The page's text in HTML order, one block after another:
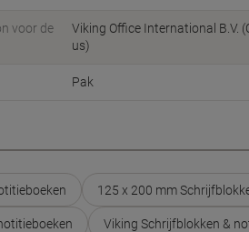
voor de
Viking Office International B.V.
us)
Pak
125 x 200 mm
Viking Schrijfblokken &